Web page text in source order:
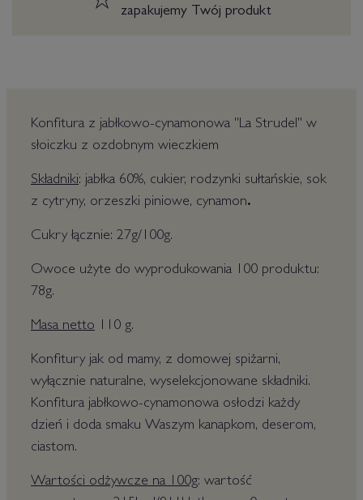
zapakujemy Twój produkt
Konfitura z jabłkowo-cynamonowa "La Strudel" w
słoiczku z ozdobnym wieczkiem
Składniki: jabłka 60%, cukier, rodzynki sułtańskie, sok
z cytryny, orzeszki piniowe, cynamon.
Cukry łącznie: 27g/100g.
Owoce użyte do wyprodukowania 100 produktu:
78g.
Masa netto 110 g.
Konfitury jak od mamy, z domowej spiżarni,
wyłącznie naturalne, wyselekcjonowane składniki.
Konfitura jabłkowo-cynamonowa osłodzi każdy
dzień i doda smaku Waszym kanapkom, deserom,
ciastom.
Wartości odżywcze na 100g: wartość